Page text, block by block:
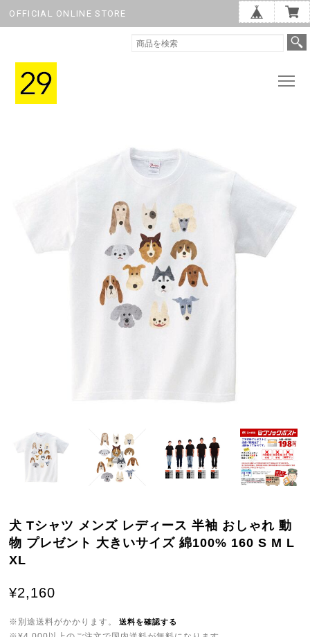
OFFICIAL ONLINE STORE
犬 Tシャツ メンズ レディース 半袖 おしゃれ 動
物 プレゼント 大きいサイズ 綿100% 160 S M L
XL
¥2,160
※別途送料がかかります。 送料を確認する